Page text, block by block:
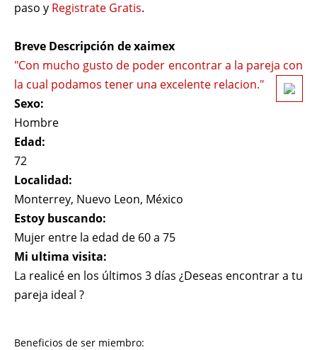
paso y Registrate Gratis.
Breve Descripción de xaimex
"Con mucho gusto de poder encontrar a la pareja con
la cual podamos tener una excelente relacion."
Sexo:
Hombre
Edad:
72
Localidad:
Monterrey, Nuevo Leon, México
Estoy buscando:
Mujer entre la edad de 60 a 75
Mi ultima visita:
La realicé en los últimos 3 días ¿Deseas encontrar a tu
pareja ideal ?
Beneficios de ser miembro: